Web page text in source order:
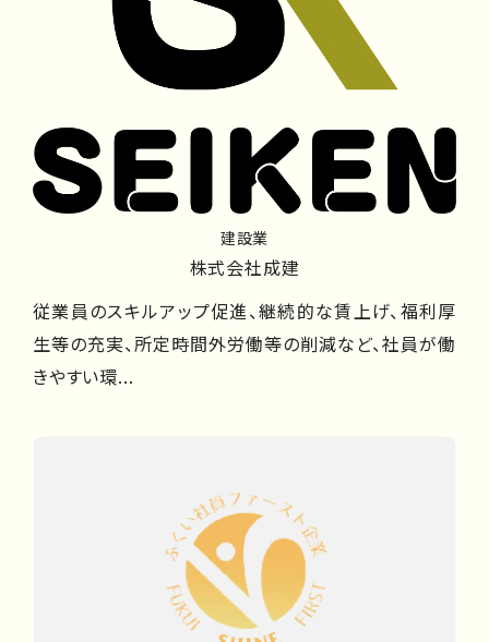
建設業
株式会社成建
従業員のスキルアップ促進、継続的な賃上げ、福利厚
生等の充実、所定時間外労働等の削減など、社員が働
きやすい環...